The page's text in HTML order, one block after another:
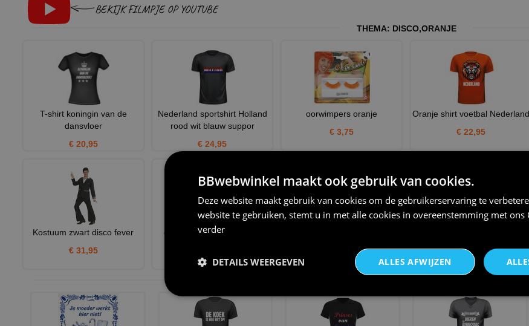
BEKIJK FILMPJE OP YOUTUBE
THEMA: DISCO,ORANJE
T-shirt koningin van de
dansvloer
€ 20,95
Nederland sportshirt Holland
rood wit blauw suppor
€ 24,95
oorwimpers oranje
€ 3,75
Oranje shirt voetbal Nederland
€ 22,95
Kostuum zwart disco fever
€ 31,95
disco pruik showgirl neon
€ 15,95
€ 24,95
€ 49,95
BBwebwinkel maakt ook gebruik van cookies.
Deze website maakt gebruik van cookies om de gebruikerservaring te
website te gebruiken, stemt u in met alle cookies in overeenstemming met ons
verder
ALLES AFWIJZEN
DETAILS WEERGEVEN